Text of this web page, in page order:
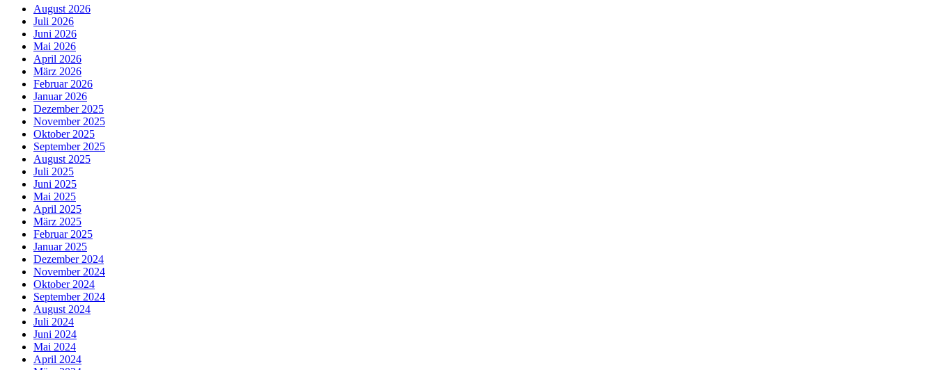
August 2026
Juli 2026
Juni 2026
Mai 2026
April 2026
März 2026
Februar 2026
Januar 2026
Dezember 2025
November 2025
Oktober 2025
September 2025
August 2025
Juli 2025
Juni 2025
Mai 2025
April 2025
März 2025
Februar 2025
Januar 2025
Dezember 2024
November 2024
Oktober 2024
September 2024
August 2024
Juli 2024
Juni 2024
Mai 2024
April 2024